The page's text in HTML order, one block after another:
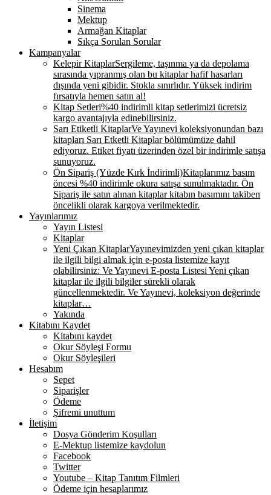
Sinema
Mektup
Armağan Kitaplar
Sıkça Sorulan Sorular
Kampanyalar
Kelepir KitaplarSergileme, taşınma ya da depolama
sırasında yıpranmış olan bu kitaplar hafif hasarları
dışında yeni gibidir. Stokla sınırlıdır. Yüksek indirim
fırsatıyla hemen satın al!
Kitap Setleri%40 indirimli kitap setlerimizi ücretsiz
kargo avantajıyla edinebilirsiniz.
Sarı Etiketli KitaplarVe Yayınevi koleksiyonundan bazı
kitapları Sarı Etketli Kitaplar bölümümüze dahil
ediyoruz. Etiket fiyatı üzerinden özel bir indirimle satışa
sunuyoruz.
Ön Sipariş (Yüzde Kırk İndirimli)Kitaplarımız basım
öncesi %40 indirimle okura satışa sunulmaktadır. Ön
Sipariş ile satın alınan kitaplar kitabın basımını takiben
öncelikli olarak kargoya verilmektedir.
Yayınlarımız
Yayın Listesi
Kitaplar
Yeni Çıkan KitaplarYayınevimizden yeni çıkan kitaplar
ile ilgili bilgi almak için e-posta listemize kayıt
olabilirsiniz: Ve Yayınevi E-posta Listesi Yeni çıkan
kitaplar ile ilgili bilgiler sürekli olarak
güncellenmektedir. Ve Yayınevi, koleksiyon değerinde
kitaplar…
Yakında
Kitabını Kaydet
Kitabını kaydet
Okur Söyleşi Formu
Okur Söyleşileri
Hesabım
Sepet
Siparişler
Ödeme
Şifremi unuttum
İletişim
Dosya Gönderim Koşulları
E-Mektup listemize kaydolun
Facebook
Twitter
Youtube – Kitap Tanıtım Filmleri
Ödeme için hesaplarımız